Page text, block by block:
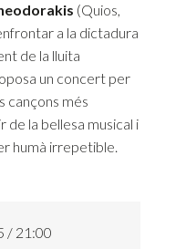
(Quios,
a la dictadura
de la lluita
un concert per
cançons més
de la bellesa musical i
humà irrepetible.
/ 21:00